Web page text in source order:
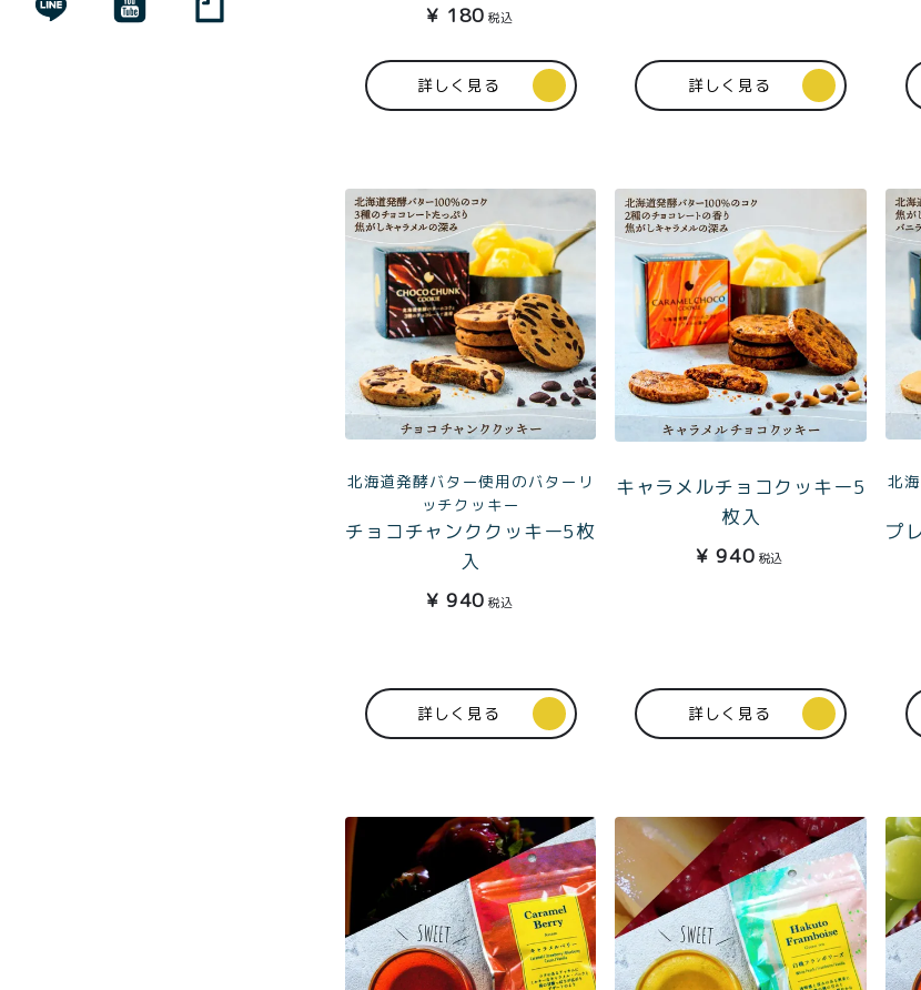
価格別
¥2,000〜
¥3,999
¥6,000〜
TOP
商品 読みもの
お問い合
わせ
ご利用ガ
イド
プライバシーポリシー 特定商取引法に基づく表記
¥ 180 税込
詳しく見る 詳しく見る
北海道発酵バター使用のバターリ
ッチクッキー
チョコチャンククッキー5枚
入
¥ 940 税込
詳しく見る
キャラメルチョコクッキー5
枚入
¥ 940 税込
詳しく見る
北
プ